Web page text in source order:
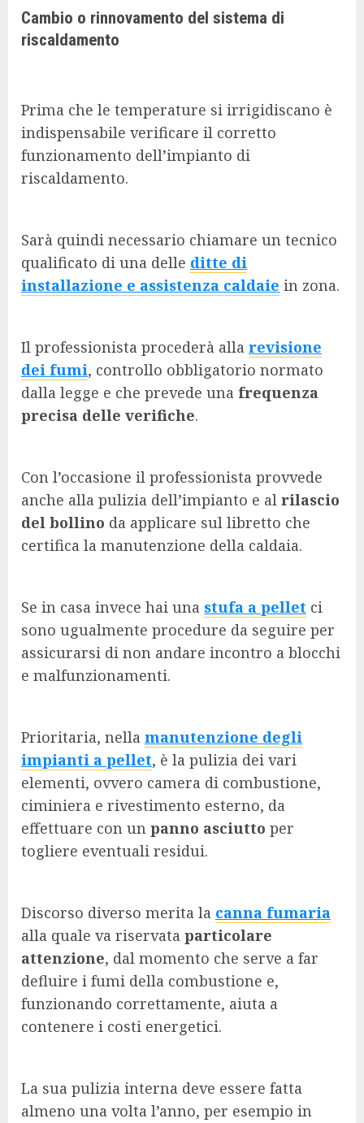
Cambio o rinnovamento del sistema di
riscaldamento
Prima che le temperature si irrigidiscano è
indispensabile verificare il corretto
funzionamento dell’impianto di
riscaldamento.
Sarà quindi necessario chiamare un tecnico
qualificato di una delle ditte di
installazione e assistenza caldaie in zona.
Il professionista procederà alla revisione
dei fumi, controllo obbligatorio normato
dalla legge e che prevede una frequenza
precisa delle verifiche.
Con l’occasione il professionista provvede
anche alla pulizia dell’impianto e al rilascio
del bollino da applicare sul libretto che
certifica la manutenzione della caldaia.
Se in casa invece hai una stufa a pellet ci
sono ugualmente procedure da seguire per
assicurarsi di non andare incontro a blocchi
e malfunzionamenti.
Prioritaria, nella manutenzione degli
impianti a pellet, è la pulizia dei vari
elementi, ovvero camera di combustione,
ciminiera e rivestimento esterno, da
effettuare con un panno asciutto per
togliere eventuali residui.
Discorso diverso merita la canna fumaria
alla quale va riservata particolare
attenzione, dal momento che serve a far
defluire i fumi della combustione e,
funzionando correttamente, aiuta a
contenere i costi energetici.
La sua pulizia interna deve essere fatta
almeno una volta l’anno, per esempio in